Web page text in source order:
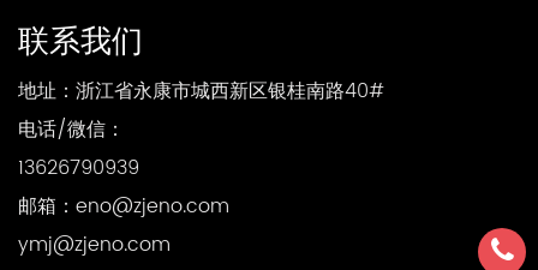
联系我们
地址：浙江省永康市城西新区银桂南路40#
电话/微信：
13626790939
邮箱： eno@zjeno.com
ymj@zjeno.com